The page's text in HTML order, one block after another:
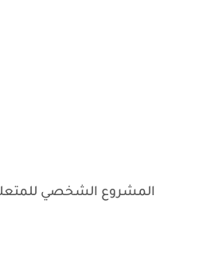
المشروع الشخصي للمتعلم